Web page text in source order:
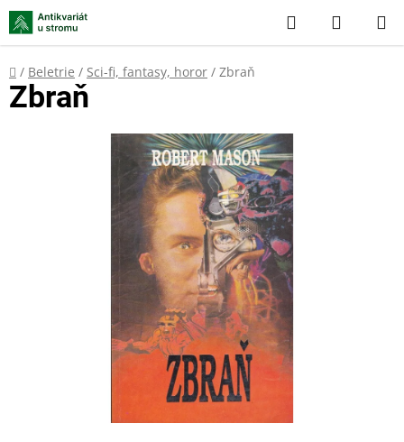
Přejít
na
obsah
Hledat
KOŠÍK
Domů
/ Beletrie / Sci-fi, fantasy, horor / Zbraň
Zbraň